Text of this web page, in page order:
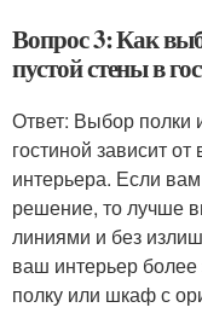
Вопрос 3: Как
пустой стены в
Ответ: Выбор полки
гостиной зависит
интерьера. Если
решение, то лучше
линиями и без
ваш интерьер
полку или шкаф с